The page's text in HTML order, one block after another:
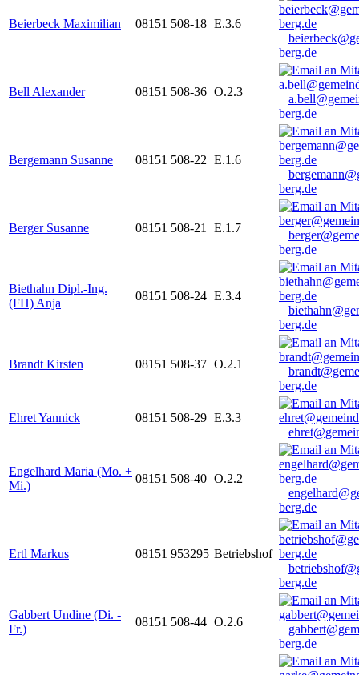
Beierbeck Maximilian 08151 508-18 E.3.6
berg.de
Bell Alexander 08151 508-36 O.2.3
berg.de
Bergemann Susanne 08151 508-22 E.1.6
berg.de
Berger Susanne 08151 508-21 E.1.7
berg.de
Biethahn Dipl.-Ing.
(FH) Anja
08151 508-24 E.3.4
berg.de
Brandt Kirsten 08151 508-37 O.2.1
berg.de
Ehret Yannick 08151 508-29 E.3.3
Engelhard Maria (Mo. +
Mi.)
08151 508-40 O.2.2
berg.de
Ertl Markus 08151 953295 Betriebshof
berg.de
Gabbert Undine (Di. -
Fr.)
08151 508-44 O.2.6
berg.de